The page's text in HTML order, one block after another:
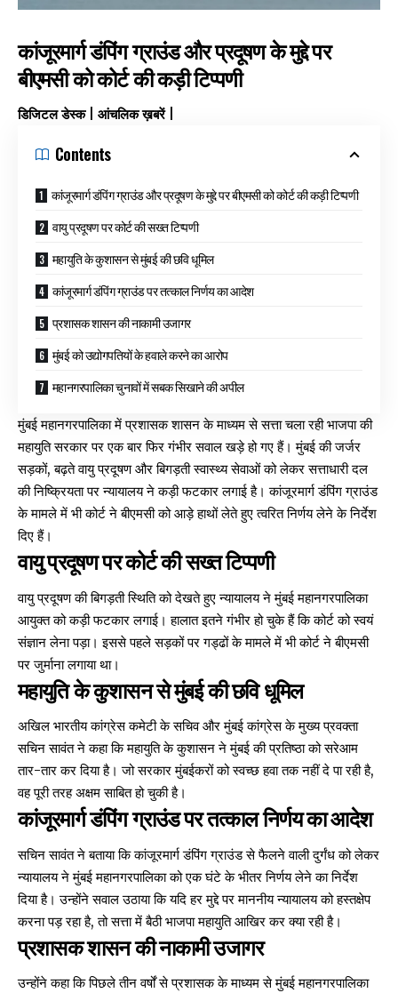
कांजूरमार्ग डंपिंग ग्राउंड और प्रदूषण के मुद्दे पर
बीएमसी को कोर्ट की कड़ी टिप्पणी
डिजिटल डेस्क | आंचलिक ख़बरें |
Contents
कांजूरमार्ग डंपिंग ग्राउंड और प्रदूषण के मुद्दे पर बीएमसी को कोर्ट की कड़ी टिप्पणी
वायु प्रदूषण पर कोर्ट की सख्त टिप्पणी
महायुति के कुशासन से मुंबई की छवि धूमिल
कांजूरमार्ग डंपिंग ग्राउंड पर तत्काल निर्णय का आदेश
प्रशासक शासन की नाकामी उजागर
मुंबई को उद्योगपतियों के हवाले करने का आरोप
महानगरपालिका चुनावों में सबक सिखाने की अपील
मुंबई महानगरपालिका में प्रशासक शासन के माध्यम से सत्ता चला रही भाजपा की
महायुति सरकार पर एक बार फिर गंभीर सवाल खड़े हो गए हैं। मुंबई की जर्जर
सड़कों, बढ़ते वायु प्रदूषण और बिगड़ती स्वास्थ्य सेवाओं को लेकर सत्ताधारी दल
की निष्क्रियता पर न्यायालय ने कड़ी फटकार लगाई है। कांजूरमार्ग डंपिंग ग्राउंड
के मामले में भी कोर्ट ने बीएमसी को आड़े हाथों लेते हुए त्वरित निर्णय लेने के निर्देश
दिए हैं।
वायु प्रदूषण पर कोर्ट की सख्त टिप्पणी
वायु प्रदूषण की बिगड़ती स्थिति को देखते हुए न्यायालय ने मुंबई महानगरपालिका
आयुक्त को कड़ी फटकार लगाई। हालात इतने गंभीर हो चुके हैं कि कोर्ट को स्वयं
संज्ञान लेना पड़ा। इससे पहले सड़कों पर गड्ढों के मामले में भी कोर्ट ने बीएमसी
पर जुर्माना लगाया था।
महायुति के कुशासन से मुंबई की छवि धूमिल
अखिल भारतीय कांग्रेस कमेटी के सचिव और मुंबई कांग्रेस के मुख्य प्रवक्ता
सचिन सावंत ने कहा कि महायुति के कुशासन ने मुंबई की प्रतिष्ठा को सरेआम
तार-तार कर दिया है। जो सरकार मुंबईकरों को स्वच्छ हवा तक नहीं दे पा रही है,
वह पूरी तरह अक्षम साबित हो चुकी है।
कांजूरमार्ग डंपिंग ग्राउंड पर तत्काल निर्णय का आदेश
सचिन सावंत ने बताया कि कांजूरमार्ग डंपिंग ग्राउंड से फैलने वाली दुर्गंध को लेकर
न्यायालय ने मुंबई महानगरपालिका को एक घंटे के भीतर निर्णय लेने का निर्देश
दिया है। उन्होंने सवाल उठाया कि यदि हर मुद्दे पर माननीय न्यायालय को हस्तक्षेप
करना पड़ रहा है, तो सत्ता में बैठी भाजपा महायुति आखिर कर क्या रही है।
प्रशासक शासन की नाकामी उजागर
उन्होंने कहा कि पिछले तीन वर्षों से प्रशासक के माध्यम से मुंबई महानगरपालिका